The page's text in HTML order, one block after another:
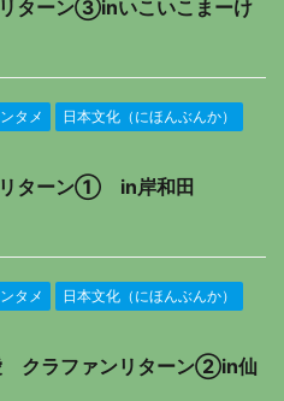
ターン③inいこいこまーけ
タメ
日本文化（にほんぶんか）
リターン① in岸和田
タメ
日本文化（にほんぶんか）
クラファンリターン②in仙